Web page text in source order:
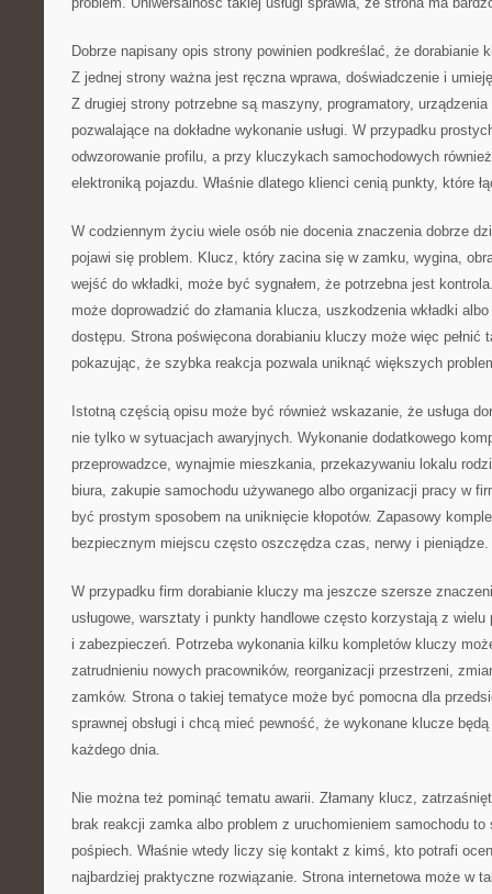
Dobrze napisany opis strony powinien podkreślać, że dorabianie
Z jednej strony ważna jest ręczna wprawa, doświadczenie i
Z drugiej strony potrzebne są maszyny, programatory,
pozwalające na dokładne wykonanie usługi. W przypadku
odwzorowanie profilu, a przy kluczykach samochodowych
elektroniką pojazdu. Właśnie dlatego klienci cenią punkty, które
W codziennym życiu wiele osób nie docenia znaczenia dobrze
pojawi się problem. Klucz, który zacina się w zamku, wygina,
wejść do wkładki, może być sygnałem, że potrzebna jest
może doprowadzić do złamania klucza, uszkodzenia wkładki
dostępu. Strona poświęcona dorabianiu kluczy może więc pełnić
pokazując, że szybka reakcja pozwala uniknąć większych
Istotną częścią opisu może być również wskazanie, że usługa
nie tylko w sytuacjach awaryjnych. Wykonanie dodatkowego
przeprowadzce, wynajmie mieszkania, przekazywaniu lokalu
biura, zakupie samochodu używanego albo organizacji pracy w
być prostym sposobem na uniknięcie kłopotów. Zapasowy
bezpiecznym miejscu często oszczędza czas, nerwy i pieniądze.
W przypadku firm dorabianie kluczy ma jeszcze szersze
usługowe, warsztaty i punkty handlowe często korzystają z
i zabezpieczeń. Potrzeba wykonania kilku kompletów kluczy
zatrudnieniu nowych pracowników, reorganizacji przestrzeni,
zamków. Strona o takiej tematyce może być pomocna dla
sprawnej obsługi i chcą mieć pewność, że wykonane klucze będą
każdego dnia.
Nie można też pominąć tematu awarii. Złamany klucz,
brak reakcji zamka albo problem z uruchomieniem samochodu to
pośpiech. Właśnie wtedy liczy się kontakt z kimś, kto potrafi
najbardziej praktyczne rozwiązanie. Strona internetowa może w